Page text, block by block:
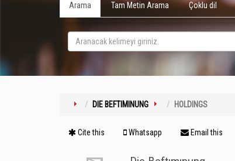
Arama Tam Metin Arama Çoklu dil
DIE BEFTIMINUNG HOLDINGS
Cite this Whatsapp Email this